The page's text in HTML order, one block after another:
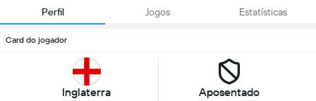
Perfil Jogos Estatísticas
Card do jogador
Inglaterra Aposentado